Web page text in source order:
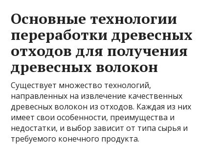
Основные технологии
переработки древесных
отходов для получения
древесных волокон
Существует множество технологий,
направленных на извлечение качественных
древесных волокон из отходов. Каждая из них
имеет свои особенности, преимущества и
недостатки, и выбор зависит от типа сырья и
требуемого конечного продукта.